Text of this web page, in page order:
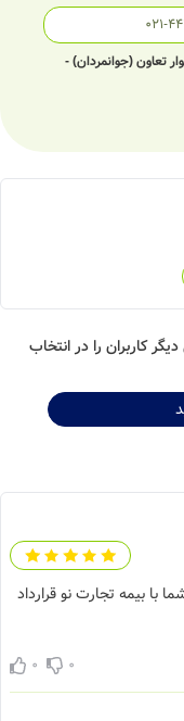
021-
تعاون (جوانمردان) -
کاربران را در انتخاب
با بیمه تجارت نو قرارداد
0
0